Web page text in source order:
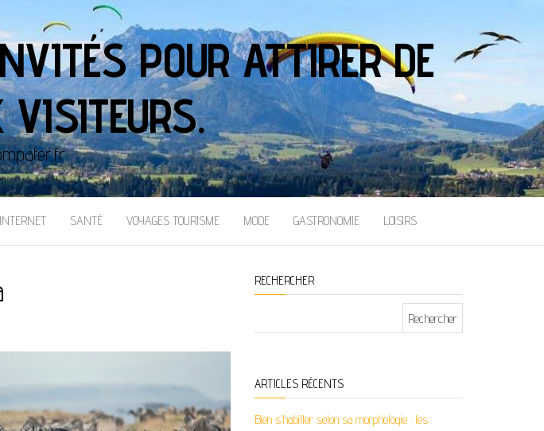
POUR ATTIRER DE
SANTÉ VOYAGES TOURISME MODE GASTRONOMIE LOISIRS
RECHERCHER
ARTICLES RÉCENTS
Bien s’habiller selon sa morphologie : les